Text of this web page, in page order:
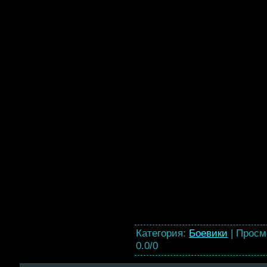
Категория: Боевики |
0.0/0